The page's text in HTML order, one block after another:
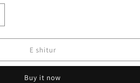
55R17E shitur
Buy it now